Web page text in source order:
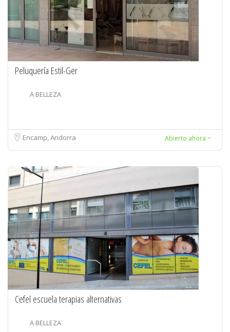
Peluquería Estil-Ger
A BELLEZA
Encamp, Andorra Abierto ahora ~
Cefel escuela terapias alternativas
A BELLEZA